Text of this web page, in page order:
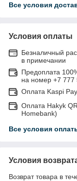
Все условия
Условия оплаты
Безналичный
в примечании
Предоплата
на номер +7 777
Оплата Kaspi
Оплата Hakyk
Homebank)
Все условия
Условия
Возврат товара в